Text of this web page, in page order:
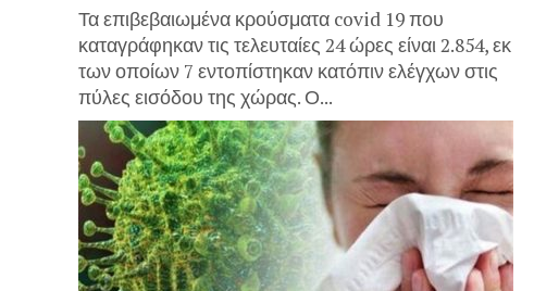
Τα επιβεβαιωμένα κρούσματα covid 19 που
καταγράφηκαν τις τελευταίες 24 ώρες είναι 2.854, εκ
των οποίων 7 εντοπίστηκαν κατόπιν ελέγχων στις
πύλες εισόδου της χώρας. Ο...